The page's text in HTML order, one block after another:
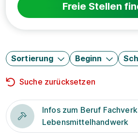
Freie Stellen
Sortierung Beginn
Suche zurücksetzen
Infos zum Beruf
Lebensmittelhandwerk